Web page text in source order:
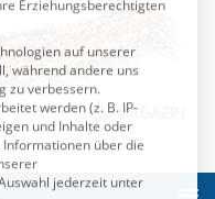
werden (z. B. IP-
und Inhalte oder
über die
jederzeit unter
für die eine